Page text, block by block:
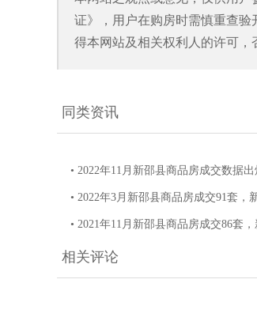
证》，用户在购房时需慎重查
得本网站及相关权利人的许可，
同类资讯
• 2022年11月新邵县商品房成交数据
• 2022年3月新邵县商品房成交91套，
• 2021年11月新邵县商品房成交86套
相关评论